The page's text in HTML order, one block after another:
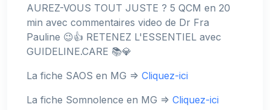
AUREZ-VOUS TOUT JUSTE ? 5 QCM en 20
min avec commentaires video de Dr Fra
Pauline 😉👍 RETENEZ L'ESSENTIEL avec
GUIDELINE.CARE 📚💎
La fiche SAOS en MG => Cliquez-ici
La fiche Somnolence en MG => Cliquez-ici